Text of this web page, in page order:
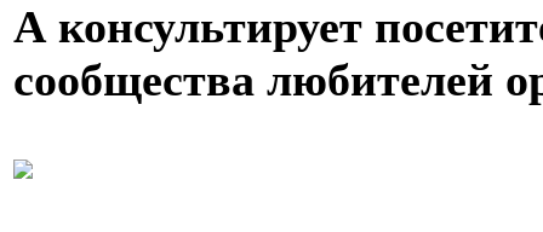
А консультирует
сообщества любителей